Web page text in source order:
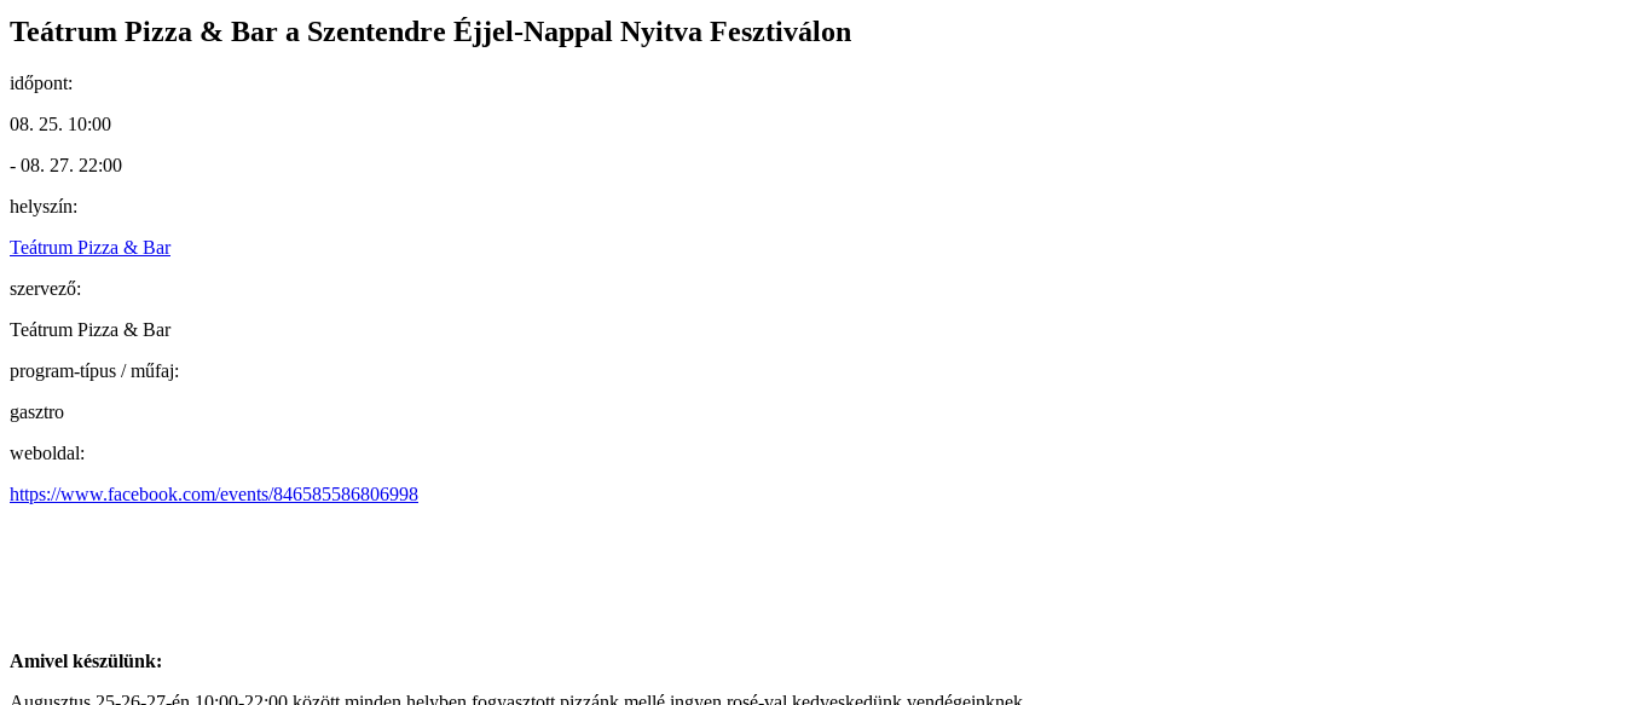
Teátrum Pizza & Bar a Szentendre Éjjel-Nappal Nyitva Fesztiválon
időpont:
08. 25. 10:00
- 08. 27. 22:00
helyszín:
Teátrum Pizza & Bar
szervező:
Teátrum Pizza & Bar
program-típus / műfaj:
gasztro
weboldal:
https://www.facebook.com/events/846585586806998
Amivel készülünk: